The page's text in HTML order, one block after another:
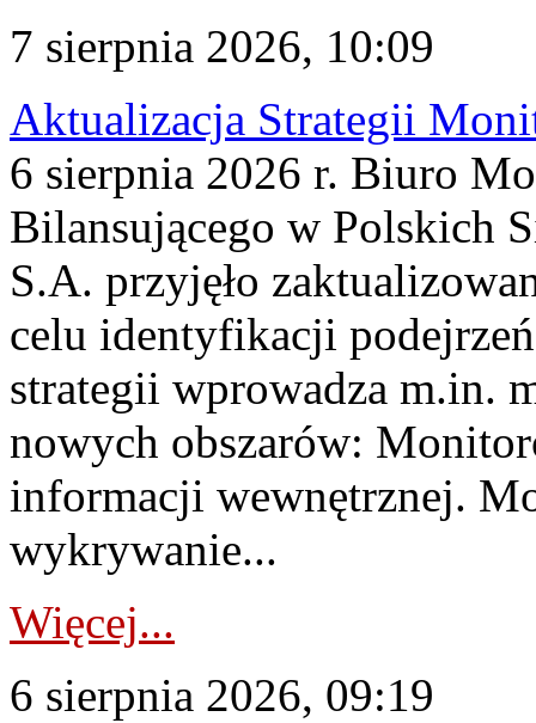
7 sierpnia 2026, 10:09
Aktualizacja Strategii
6 sierpnia 2026 r. Biuro
Bilansującego w Polskich
S.A. przyjęło
celu identyfikacji
strategii wprowadza m.in.
nowych obszarów:
informacji wewnętrznej.
wykrywanie...
Więcej...
6 sierpnia 2026, 09:19